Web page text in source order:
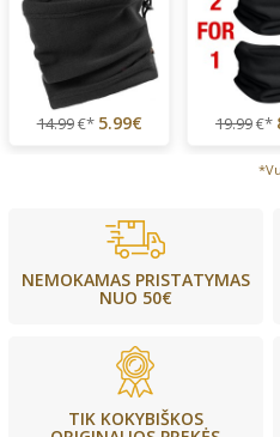
14.99€* 5.99€ 19.99€*
NEMOKAMAS PRISTATYMAS
NUO 50€
TIK KOKYBIŠKOS